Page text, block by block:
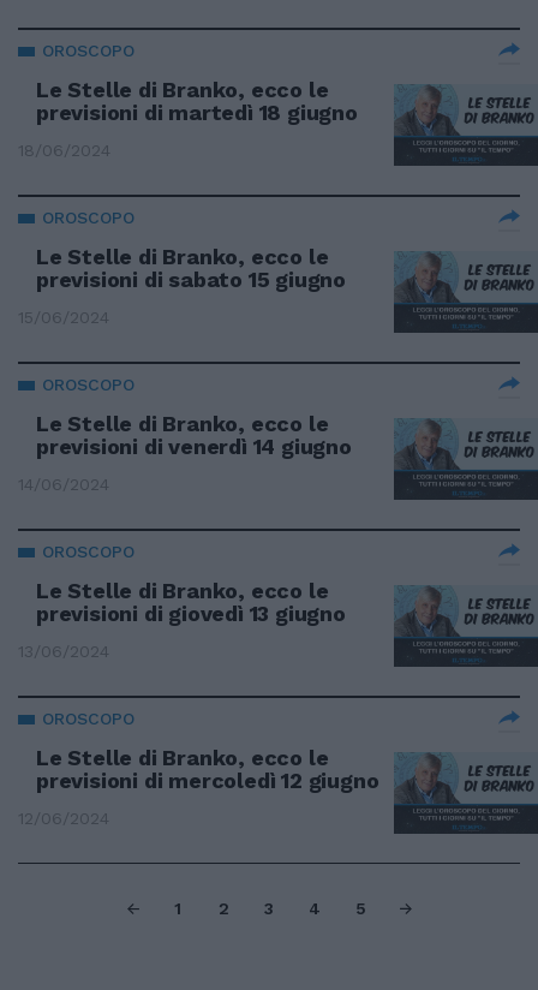
OROSCOPO
Le Stelle di Branko, ecco le
previsioni di martedì 18 giugno
18/06/2024
OROSCOPO
Le Stelle di Branko, ecco le
previsioni di sabato 15 giugno
15/06/2024
OROSCOPO
Le Stelle di Branko, ecco le
previsioni di venerdì 14 giugno
14/06/2024
OROSCOPO
Le Stelle di Branko, ecco le
previsioni di giovedì 13 giugno
13/06/2024
OROSCOPO
Le Stelle di Branko, ecco le
previsioni di mercoledì 12 giugno
12/06/2024
1 2 3 4 5